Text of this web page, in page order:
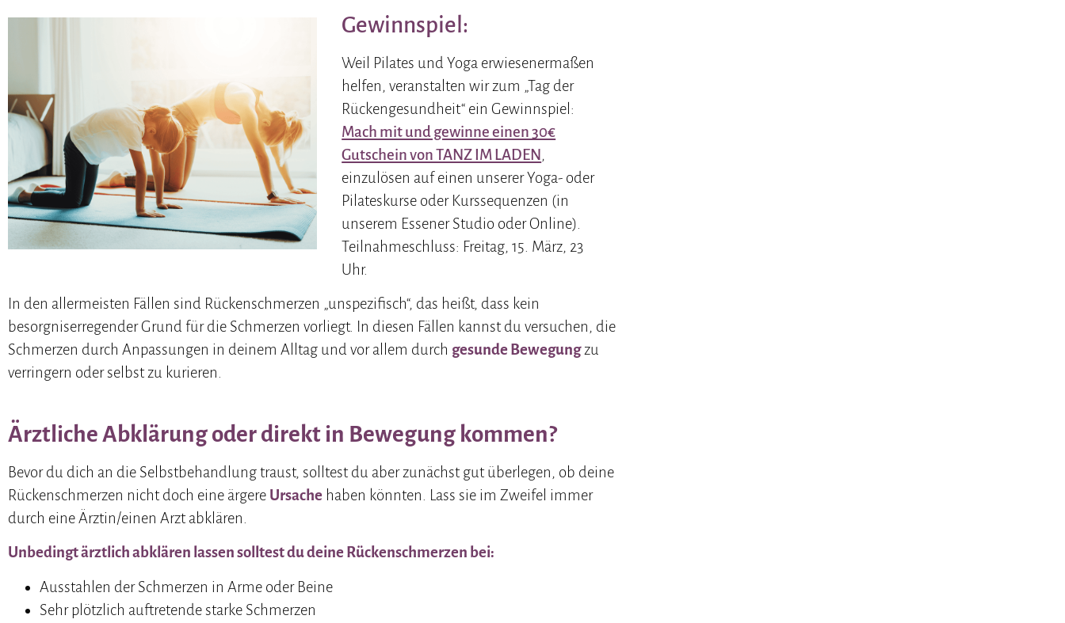
Gewinnspiel:
Weil Pilates und Yoga erwiesenermaßen
helfen, veranstalten wir zum „Tag der
Rückengesundheit“ ein Gewinnspiel:
Mach mit und gewinne einen 30€
Gutschein von TANZ IM LADEN,
einzulösen auf einen unserer Yoga- oder
Pilateskurse oder Kurssequenzen (in
unserem Essener Studio oder Online).
Teilnahmeschluss: Freitag, 15. März, 23
Uhr.
In den allermeisten Fällen sind Rückenschmerzen „unspezifisch“, das heißt, dass kein
besorgniserregender Grund für die Schmerzen vorliegt. In diesen Fällen kannst du versuchen, die
Schmerzen durch Anpassungen in deinem Alltag und vor allem durch gesunde Bewegungzu
verringern oder selbst zu kurieren.
Ärztliche Abklärung oder direkt in Bewegung kommen?
Bevor du dich an die Selbstbehandlung traust, solltest du aber zunächst gut überlegen, ob deine
Rückenschmerzen nicht doch eine ärgere Ursache haben könnten. Lass sie im Zweifel immer
durch eine Ärztin/einen Arzt abklären.
Unbedingt ärztlich abklären lassen solltest du deine Rückenschmerzen bei:
Ausstahlen der Schmerzen in Arme oder Beine
Sehr plötzlich auftretende starke Schmerzen